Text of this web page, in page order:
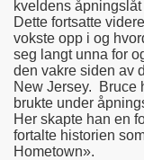
kveldens åpningslåt
Dette fortsatte
vokste opp i og
seg langt unna for
den vakre siden av
New Jersey. Bruce
brukte under
Her skapte han en
fortalte historien
Hometown».